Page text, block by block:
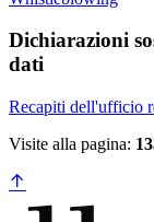
Dichiarazioni
dati
Recapiti dell'ufficio
Visite alla pagina: